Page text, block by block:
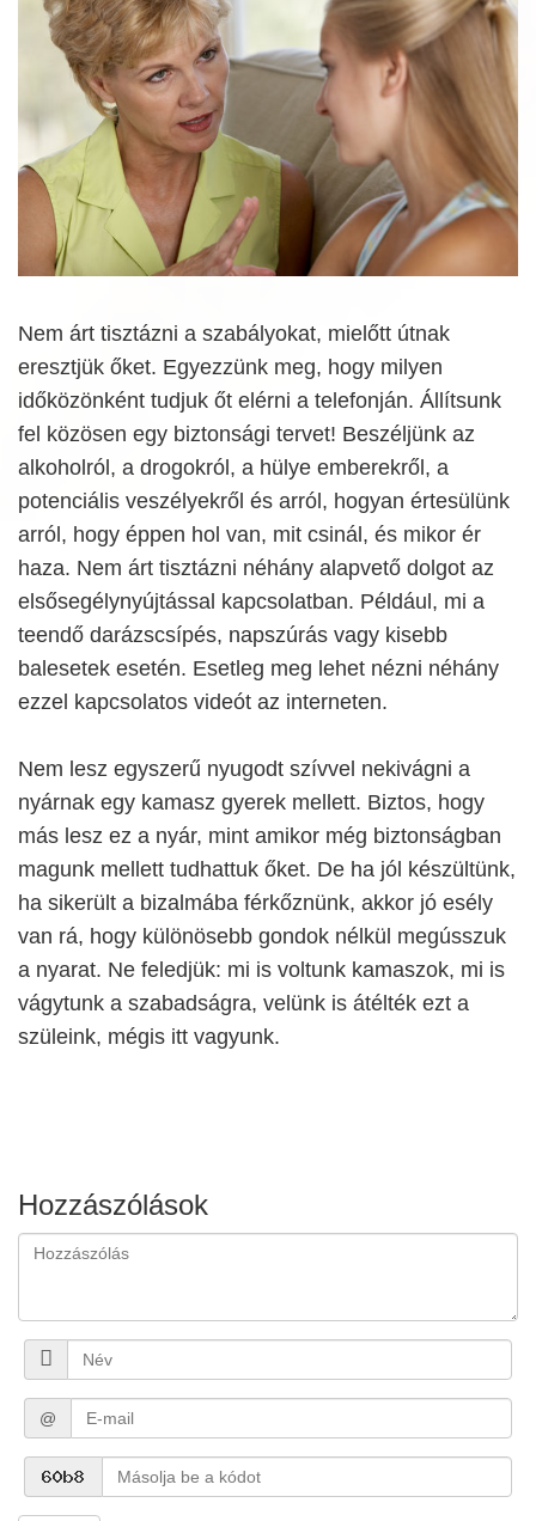
Nem árt tisztázni a szabályokat, mielőtt útnak
eresztjük őket. Egyezzünk meg, hogy milyen
időközönként tudjuk őt elérni a telefonján. Állítsunk
fel közösen egy biztonsági tervet! Beszéljünk az
alkoholról, a drogokról, a hülye emberekről, a
potenciális veszélyekről és arról, hogyan értesülünk
arról, hogy éppen hol van, mit csinál, és mikor ér
haza. Nem árt tisztázni néhány alapvető dolgot az
elsősegélynyújtással kapcsolatban. Például, mi a
teendő darázscsípés, napszúrás vagy kisebb
balesetek esetén. Esetleg meg lehet nézni néhány
ezzel kapcsolatos videót az interneten.
Nem lesz egyszerű nyugodt szívvel nekivágni a
nyárnak egy kamasz gyerek mellett. Biztos, hogy
más lesz ez a nyár, mint amikor még biztonságban
magunk mellett tudhattuk őket. De ha jól készültünk,
ha sikerült a bizalmába férkőznünk, akkor jó esély
van rá, hogy különösebb gondok nélkül megússzuk
a nyarat. Ne feledjük: mi is voltunk kamaszok, mi is
vágytunk a szabadságra, velünk is átélték ezt a
szüleink, mégis itt vagyunk.
Hozzászólások
@